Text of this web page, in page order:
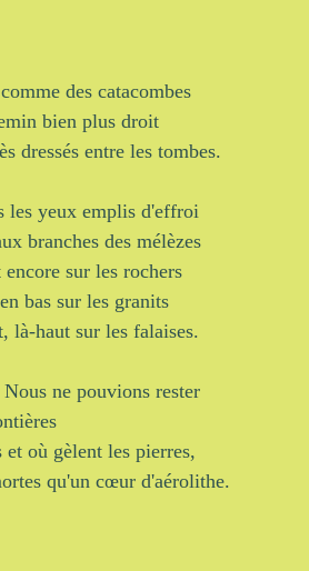
des catacombes
bien plus droit
dressés entre les tombes.
les yeux emplis d'effroi
branches des mélèzes
sur les rochers
bas sur les granits
là-haut sur les falaises.
ne pouvions rester
où gèlent les pierres,
qu'un cœur d'aérolithe.